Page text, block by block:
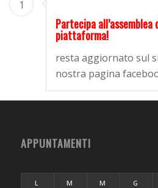
1
Partecipa
piattaforma!
resta aggiornato sul
nostra pagina
APPUNTAMENTI
L M M G